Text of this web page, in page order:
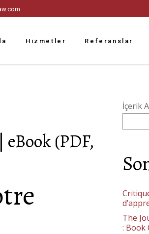
Hizmetler Referanslar
(PDF,
İçerik
The
: Book